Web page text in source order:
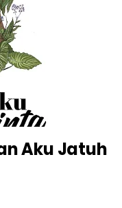
Aku Jatuh